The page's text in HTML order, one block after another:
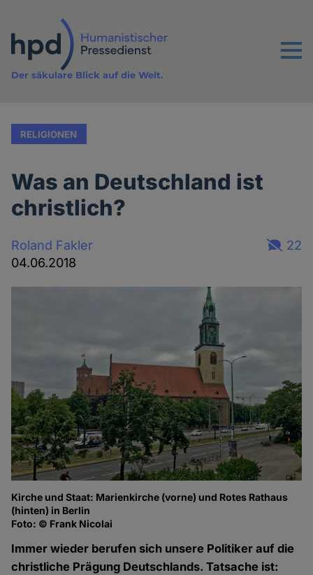
Inhalt
Menu
Der säkulare Blick auf die Welt.
RELIGIONEN
Was an Deutschland ist
christlich?
Roland Fakler
04.06.2018
22
Kirche und Staat: Marienkirche (vorne) und Rotes Rathaus
(hinten) in Berlin
Foto: © Frank Nicolai
Immer wieder berufen sich unsere Politiker auf die
christliche Prägung Deutschlands. Tatsache ist: